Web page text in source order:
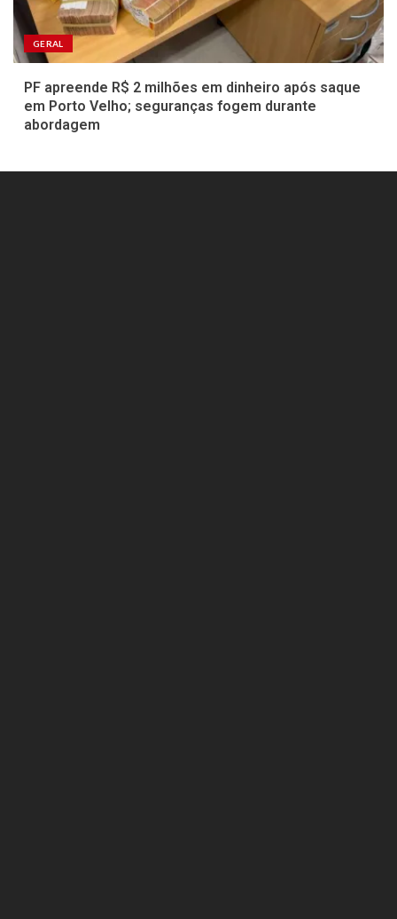
GERAL
PF apreende R$ 2 milhões em dinheiro após saque
em Porto Velho; seguranças fogem durante
abordagem